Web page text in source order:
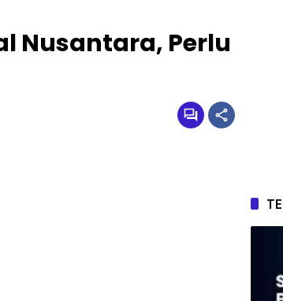
Nusantara, Perlu